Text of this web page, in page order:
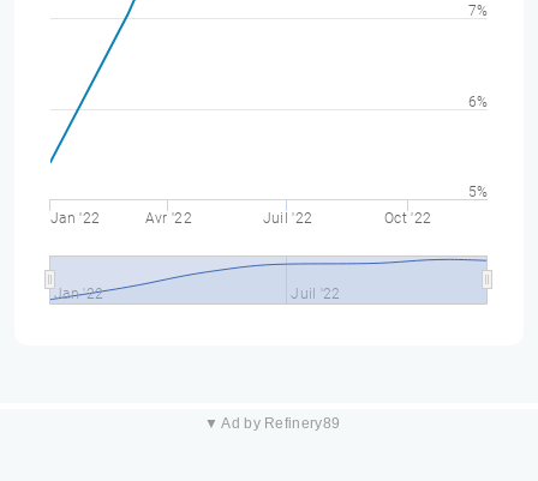
Jan '22 Avr '22 Juil '22 Oct '22
Jan '22 Juil '22
5%
6%
7%
▼ Ad by Refinery89